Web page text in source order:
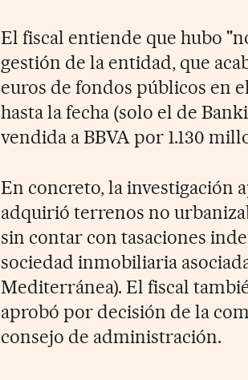
El fiscal entiende que hubo
gestión de la entidad, que
euros de fondos públicos en
hasta la fecha (solo el de
vendida a BBVA por 1.130
En concreto, la investigación
adquirió terrenos no
sin contar con tasaciones
sociedad inmobiliaria
Mediterránea). El fiscal
aprobó por decisión de la
consejo de administración.